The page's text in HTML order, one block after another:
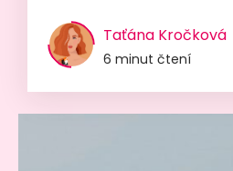
Taťána Kročková
6 minut čtení